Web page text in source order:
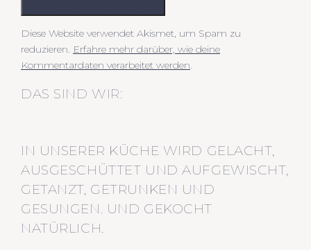
Diese Website verwendet Akismet, um Spam zu
reduzieren. Erfahre mehr darüber, wie deine
Kommentardaten verarbeitet werden.
DAS SIND WIR:
IN UNSERER KÜCHE WIRD GELACHT,
AUSGESCHÜTTET UND AUFGEWISCHT,
GETANZT, GETRUNKEN UND
GESUNGEN. UND GEKOCHT
NATÜRLICH.